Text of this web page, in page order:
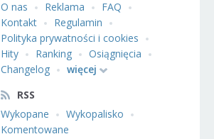
O nas
Reklama
FAQ
Kontakt
Regulamin
Polityka prywatności i cookies
Hity
Ranking
Osiągnięcia
Changelog
więcej
RSS
Wykopane
Wykopalisko
Komentowane